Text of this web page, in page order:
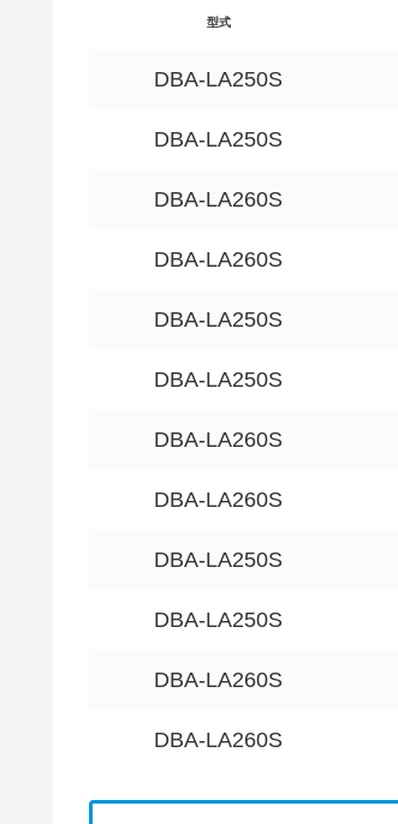
型式
DBA-LA250S
DBA-LA250S
DBA-LA260S
DBA-LA260S
DBA-LA250S
DBA-LA250S
DBA-LA260S
DBA-LA260S
DBA-LA250S
DBA-LA250S
DBA-LA260S
DBA-LA260S